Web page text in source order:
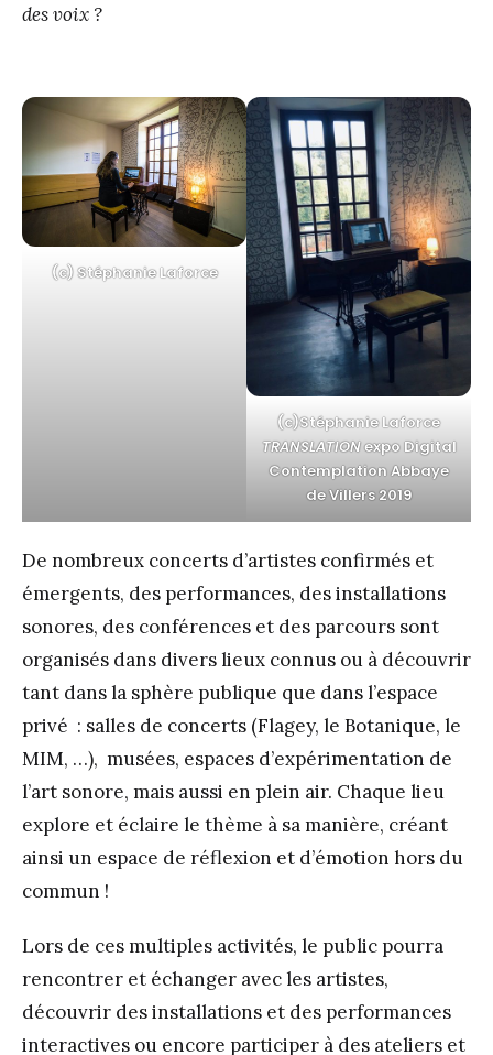
des voix ?
(c) Stéphanie Laforce
(c)Stéphanie Laforce
TRANSLATIONexpo Digital
Contemplation Abbaye
de Villers 2019
De nombreux concerts d’artistes confirmés et
émergents, des performances, des installations
sonores, des conférences et des parcours sont
organisés dans divers lieux connus ou à découvrir
tant dans la sphère publique que dans l’espace
privé : salles de concerts (Flagey, le Botanique, le
MIM, …), musées, espaces d’expérimentation de
l’art sonore, mais aussi en plein air. Chaque lieu
explore et éclaire le thème à sa manière, créant
ainsi un espace de réflexion et d’émotion hors du
commun !
Lors de ces multiples activités, le public pourra
rencontrer et échanger avec les artistes,
découvrir des installations et des performances
interactives ou encore participer à des ateliers et